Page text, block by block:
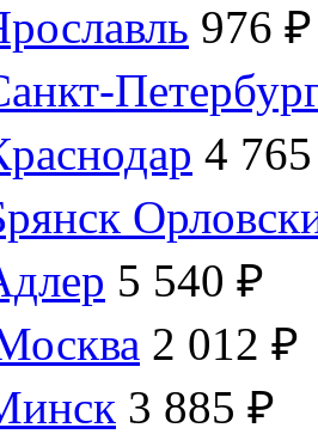
976 ₽
4
5 540 ₽
2 012 ₽
3 885 ₽